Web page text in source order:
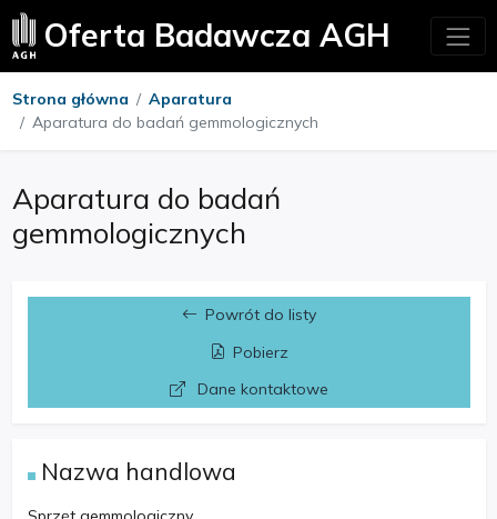
Oferta Badawcza AGH
Strona główna
Aparatura
Aparatura do badań gemmologicznych
Aparatura do badań
gemmologicznych
Powrót do listy
Pobierz
Dane kontaktowe
Nazwa handlowa